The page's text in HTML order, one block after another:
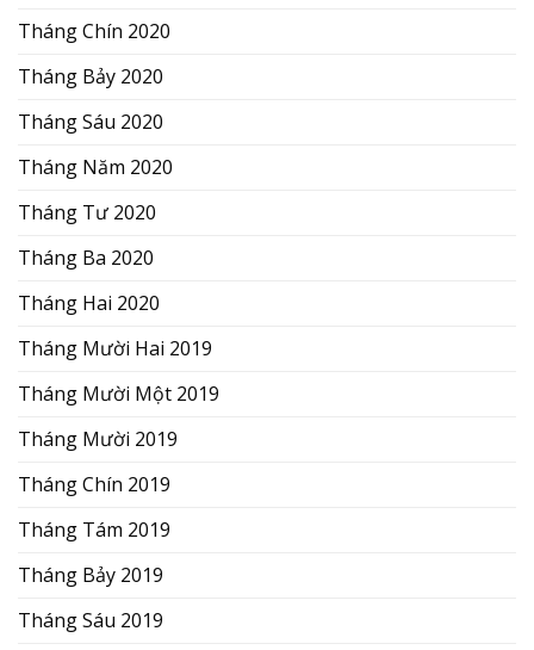
Tháng Chín 2020
Tháng Bảy 2020
Tháng Sáu 2020
Tháng Năm 2020
Tháng Tư 2020
Tháng Ba 2020
Tháng Hai 2020
Tháng Mười Hai 2019
Tháng Mười Một 2019
Tháng Mười 2019
Tháng Chín 2019
Tháng Tám 2019
Tháng Bảy 2019
Tháng Sáu 2019